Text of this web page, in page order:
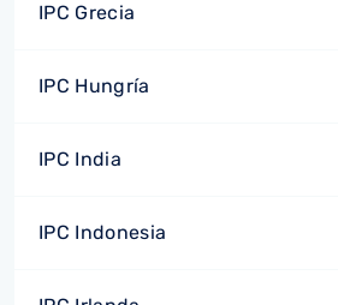
IPC Grecia
IPC Hungría
IPC India
IPC Indonesia